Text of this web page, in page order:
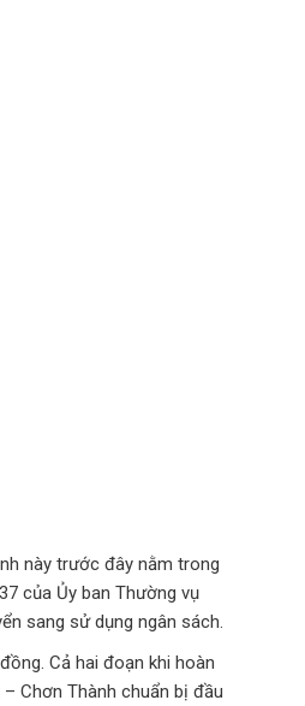
này trước đây nằm trong
của Ủy ban Thường vụ
sang sử dụng ngân sách.
Cả hai đoạn khi hoàn
Chơn Thành chuẩn bị đầu